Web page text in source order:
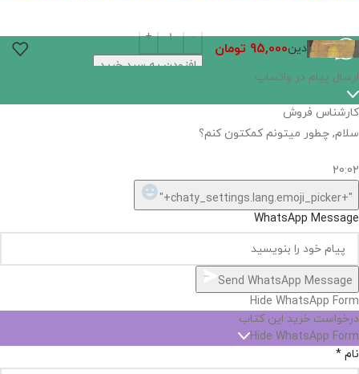
دین95,000 تومان
افزودن به سبد خرید
اگر
نیست,
شاید
بتونیم
تهیه
Open
chaty
Hide
chaty
ارسال پیام در واتساپ
کارشناس فروش
سلام, چطور میتونم کمکتون کنم؟